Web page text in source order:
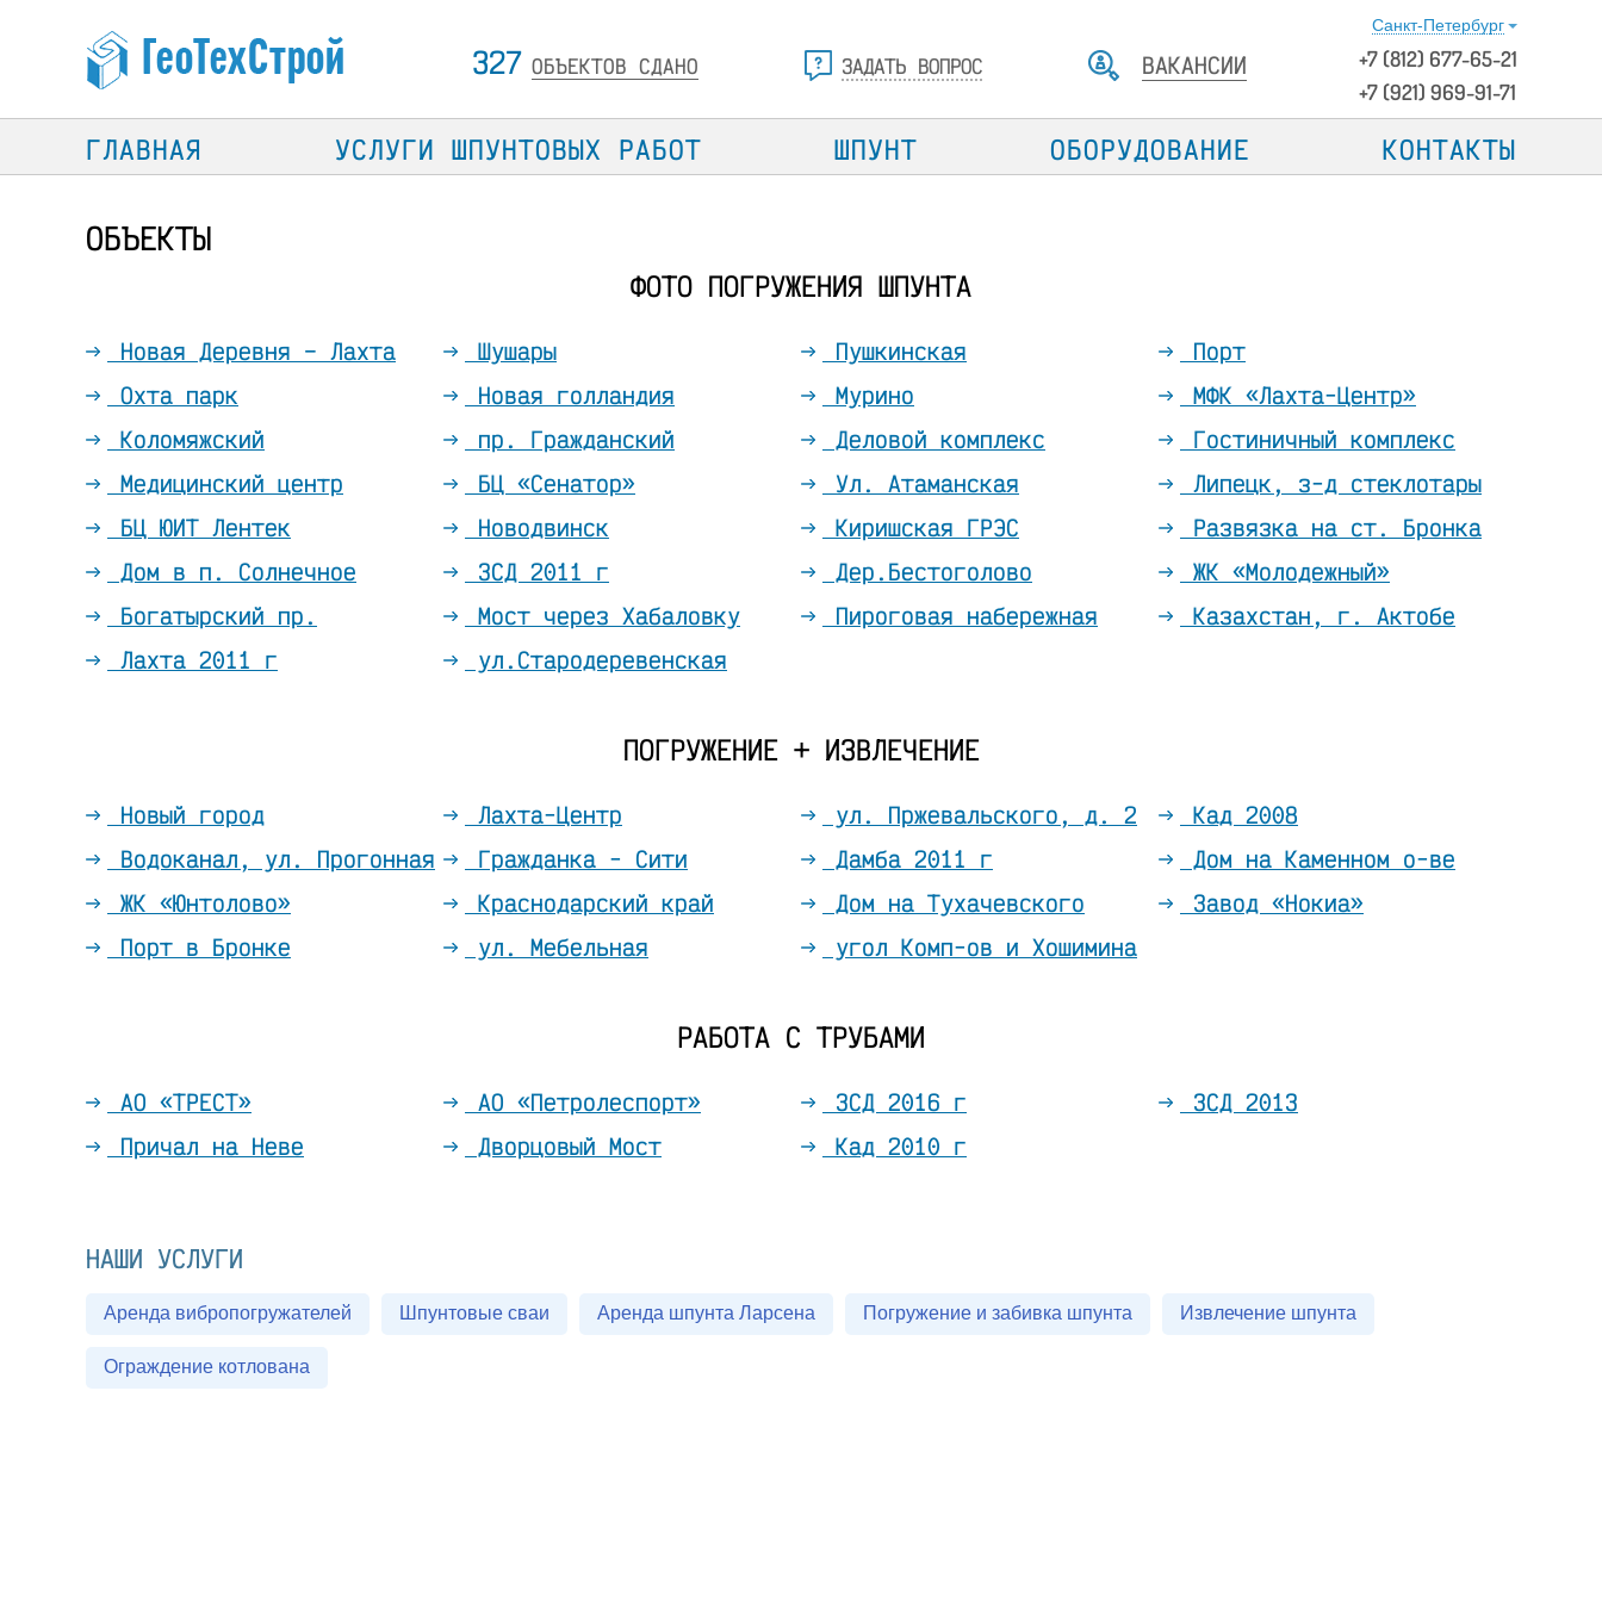
327 ОБЪЕКТОВ СДАНО ЗАДАТЬ ВОПРОС ВАКАНСИИ
Санкт-Петербург
+7 (812) 677-65-21
+7 (921) 969-91-71
ГЛАВНАЯ УСЛУГИ ШПУНТОВЫХ РАБОТ ШПУНТ ОБОРУДОВАНИЕ КОНТАКТЫ
ОБЪЕКТЫ
ФОТО ПОГРУЖЕНИЯ ШПУНТА
Новая Деревня – Лахта Шушары Пушкинская
Порт
Охта парк
Новая голландия Мурино
МФК «Лахта-Центр»
Коломяжский
пр. Гражданский Деловой комплекс
Гостиничный комплекс
Медицинский центр
БЦ «Сенатор» Ул. Атаманская
Липецк, з-д стеклотары
БЦ ЮИТ Лентек
Новодвинск Киришская ГРЭС
Развязка на ст. Бронка
Дом в п. Солнечное
ЗСД 2011 г Дер.Бестоголово
ЖК «Молодежный»
Богатырский пр.
Мост через Хабаловку Пироговая набережная
Казахстан, г. Актобе
Лахта 2011 г
ул.Стародеревенская
ПОГРУЖЕНИЕ + ИЗВЛЕЧЕНИЕ
Новый город Лахта-Центр ул. Пржевальского, д. 2
Кад 2008
Водоканал, ул. Прогонная
Гражданка - Сити Дамба 2011 г
Дом на Каменном о-ве
ЖК «Юнтолово»
Краснодарский край Дом на Тухачевского
Завод «Нокиа»
Порт в Бронке
ул. Мебельная угол Комп-ов и Хошимина
РАБОТА С ТРУБАМИ
АО «ТРЕСТ» АО «Петролеспорт» ЗСД 2016 г
ЗСД 2013
Причал на Неве
Дворцовый Мост Кад 2010 г
НАШИ УСЛУГИ
Аренда вибропогружателей Шпунтовые сваи Аренда шпунта Ларсена Погружение и забивка шпунта Извлечение шпунта
Ограждение котлована